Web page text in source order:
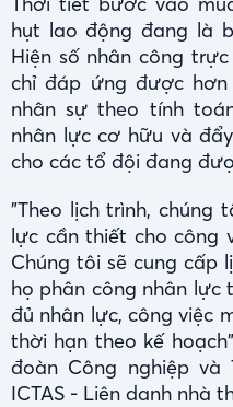
hụt lao động đang là
Hiện số nhân công
chỉ đáp ứng được
nhân sự theo tính
nhân lực cơ hữu và
cho các tổ đội đang
"Theo lịch trình, chúng
lực cần thiết cho công
Chúng tôi sẽ cung cấp
họ phân công nhân lực
đủ nhân lực, công việc
thời hạn theo kế
đoàn Công nghiệp
ICTAS - Liên danh nhà